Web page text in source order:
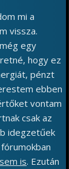
mi a
vissza.
egy
hogy ez
pénzt
ebben
vontam
csak az
idegzetűek
is. Ezután